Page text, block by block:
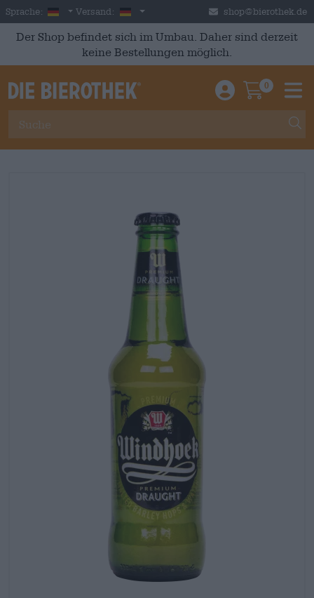
Skip to main content
Sprache: German
Versand: Deutschland shop@bierothek.de
Der Shop befindet sich im Umbau. Daher sind derzeit
keine Bestellungen möglich.
Einloggen /
0